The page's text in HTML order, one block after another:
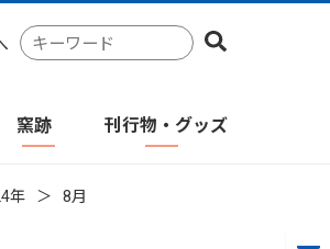
検
索
ワ
窯跡 刊行物・グッズ
年 8月